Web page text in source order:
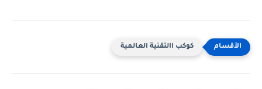
كوكب االتقنية العالمية